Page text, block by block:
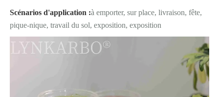
Scénarios d'application :à emporter, sur place, livraison, fête,
pique-nique, travail du sol, exposition, exposition